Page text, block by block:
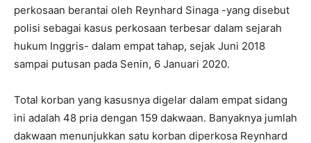
perkosaan berantai oleh Reynhard Sinaga -yang disebut
polisi sebagai kasus perkosaan terbesar dalam sejarah
hukum Inggris- dalam empat tahap, sejak Juni 2018
sampai putusan pada Senin, 6 Januari 2020.
Total korban yang kasusnya digelar dalam empat sidang
ini adalah 48 pria dengan 159 dakwaan. Banyaknya jumlah
dakwaan menunjukkan satu korban diperkosa Reynhard